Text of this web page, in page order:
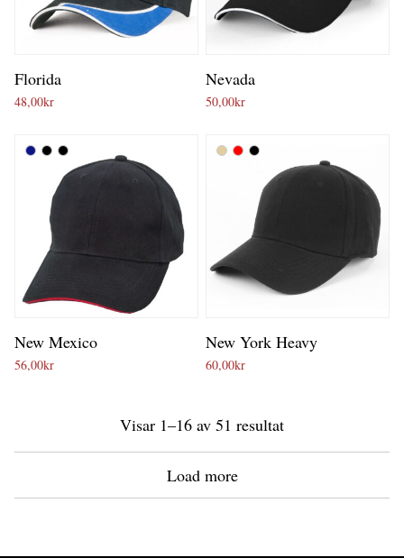
Florida
48,00kr
Nevada
50,00kr
New Mexico
56,00kr
New York Heavy
60,00kr
Visar 1–16 av 51 resultat
Load more